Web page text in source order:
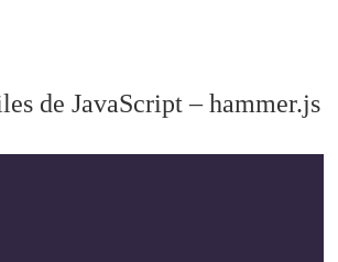
de JavaScript – hammer.js